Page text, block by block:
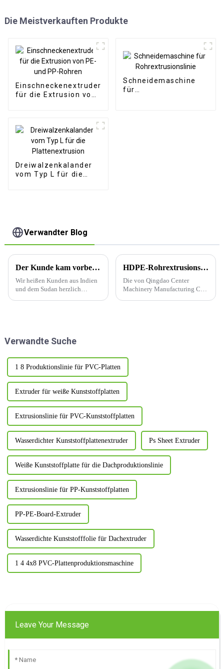
Die Meistverkauften Produkte
Einschneckenextruder
für die Extrusion von
Schneidemaschine
für
Dreiwalzenkalander
vom Typ L für die
Verwandter Blog
Der Kunde kam vorbei und bestätigte die Bestellung
Wir heißen Kunden aus Indien
und dem Sudan herzlich
HDPE-Rohrextrusionslinie (110–400 mm, ABC)
Die von Qingdao Center
Machinery Manufacturing Co.,
Verwandte Suche
1 8 Produktionslinie für PVC-Platten
Extruder für weiße Kunststoffplatten
Extrusionslinie für PVC-Kunststoffplatten
Wasserdichter Kunststoffplattenextruder Ps Sheet Extruder
Weiße Kunststoffplatte für die Dachproduktionslinie
Extrusionslinie für PP-Kunststoffplatten
PP-PE-Board-Extruder
Wasserdichte Kunststofffolie für Dachextruder
1 4 4x8 PVC-Plattenproduktionsmaschine
Leave Your Message